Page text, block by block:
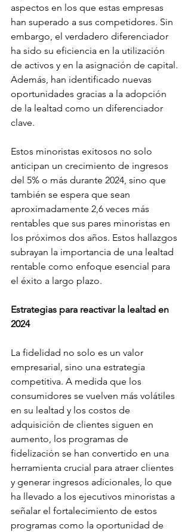
aspectos en los que estas empresas
han superado a sus competidores. Sin
embargo, el verdadero diferenciador
ha sido su eficiencia en la utilización
de activos y en la asignación de capital.
Además, han identificado nuevas
oportunidades gracias a la adopción
de la lealtad como un diferenciador
clave.
Estos minoristas exitosos no solo
anticipan un crecimiento de ingresos
del 5% o más durante 2024, sino que
también se espera que sean
aproximadamente 2,6 veces más
rentables que sus pares minoristas en
los próximos dos años. Estos hallazgos
subrayan la importancia de una lealtad
rentable como enfoque esencial para
el éxito a largo plazo.
Estrategias para reactivar la lealtad en
2024
La fidelidad no solo es un valor
empresarial, sino una estrategia
competitiva. A medida que los
consumidores se vuelven más volátiles
en su lealtad y los costos de
adquisición de clientes siguen en
aumento, los programas de
fidelización se han convertido en una
herramienta crucial para atraer clientes
y generar ingresos adicionales, lo que
ha llevado a los ejecutivos minoristas a
señalar el fortalecimiento de estos
programas como la oportunidad de